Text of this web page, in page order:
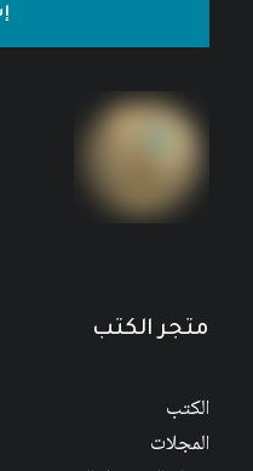
متجر الكتب
الكتب
المجلات